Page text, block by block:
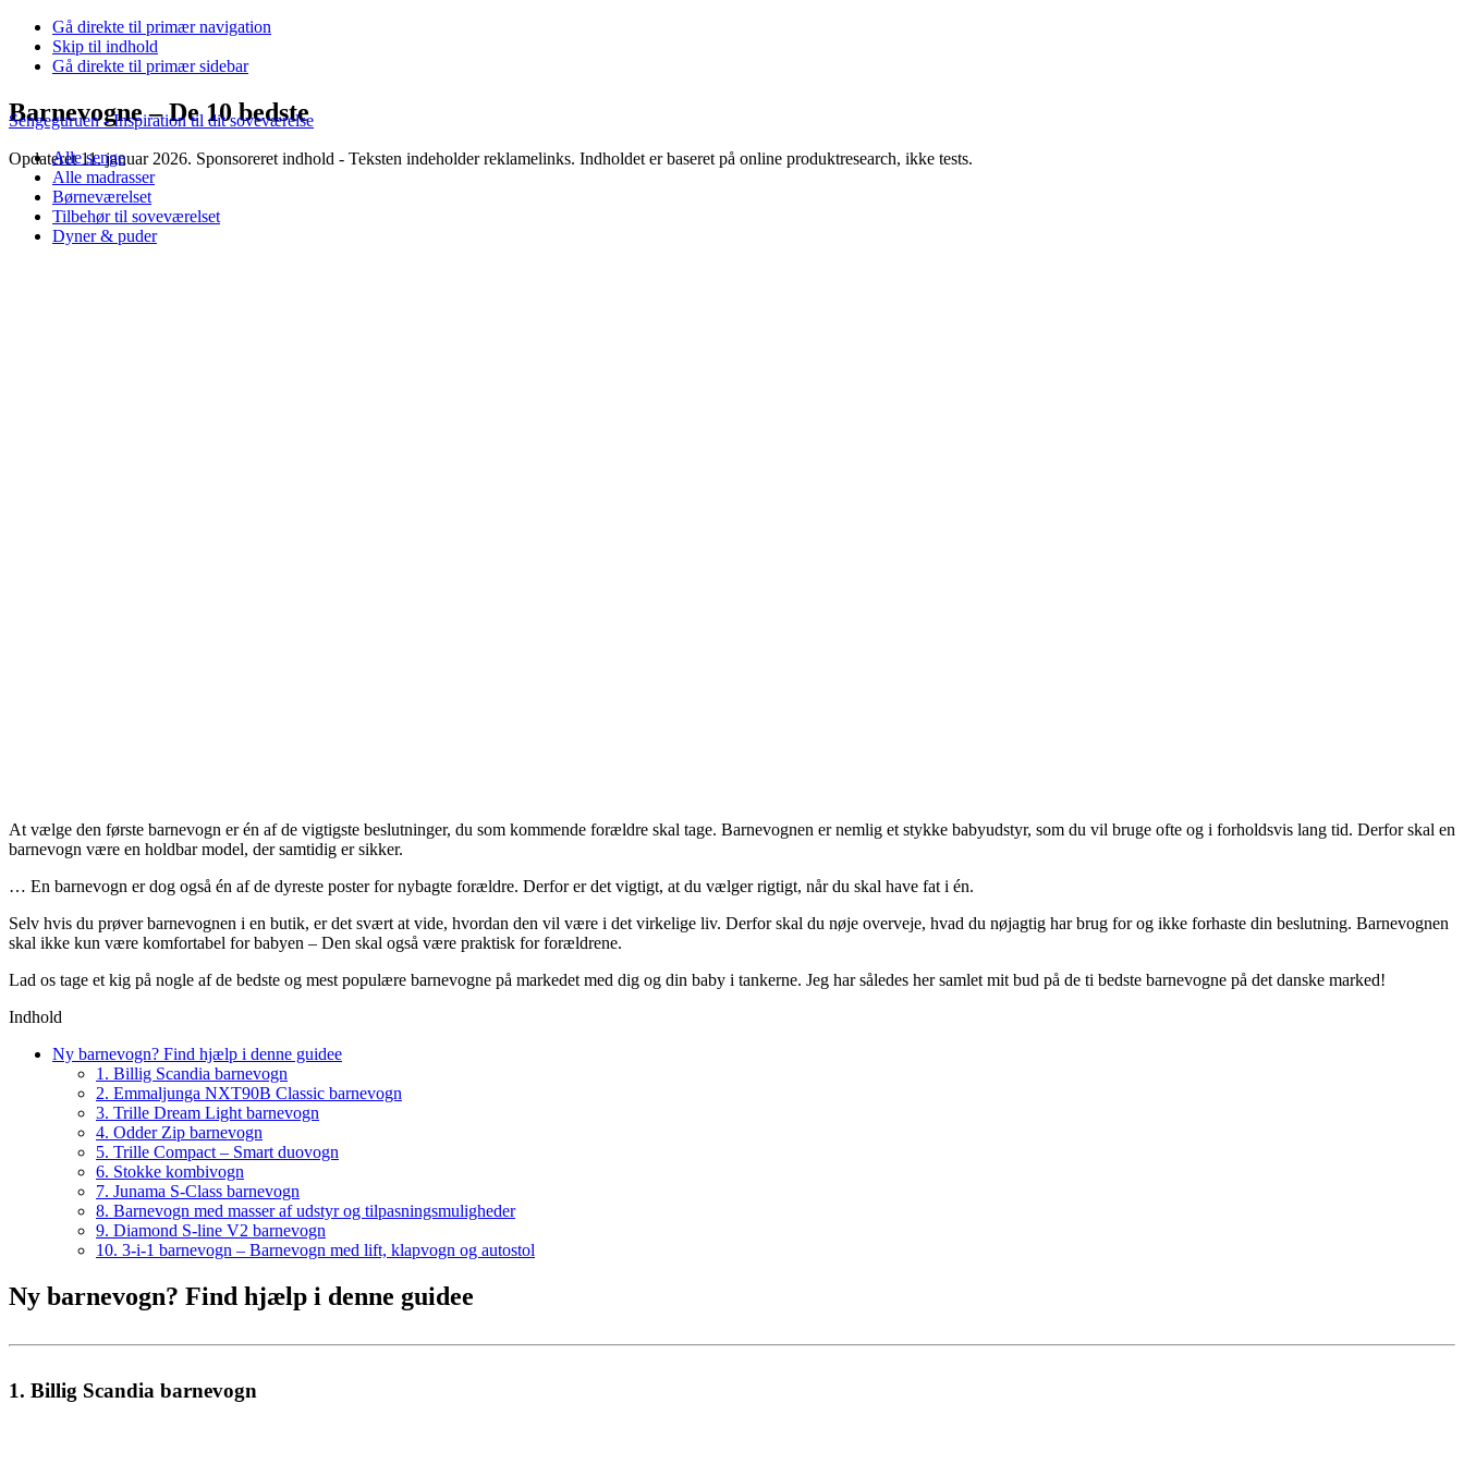
Gå direkte til primær navigation
Skip til indhold
Gå direkte til primær sidebar
Sengeguruen - Inspiration til dit soveværelse
Alle senge
Alle madrasser
Børneværelset
Tilbehør til soveværelset
Dyner & puder
Barnevogne – De 10 bedste
Opdateret 11. januar 2026. Sponsoreret indhold - Teksten indeholder reklamelinks. Indholdet er baseret på online produktresearch, ikke tests.
At vælge den første barnevogn er én af de vigtigste beslutninger, du som kommende forældre skal tage. Barnevognen er nemlig et stykke babyudstyr, som du vil bruge ofte og i forholdsvis lang tid. Derfor skal en
barnevogn være en holdbar model, der samtidig er sikker.
… En barnevogn er dog også én af de dyreste poster for nybagte forældre. Derfor er det vigtigt, at du vælger rigtigt, når du skal have fat i én.
Selv hvis du prøver barnevognen i en butik, er det svært at vide, hvordan den vil være i det virkelige liv. Derfor skal du nøje overveje, hvad du nøjagtig har brug for og ikke forhaste din beslutning. Barnevognen
skal ikke kun være komfortabel for babyen – Den skal også være praktisk for forældrene.
Lad os tage et kig på nogle af de bedste og mest populære barnevogne på markedet med dig og din baby i tankerne. Jeg har således her samlet mit bud på de ti bedste barnevogne på det danske marked!
Indhold
Ny barnevogn? Find hjælp i denne guidee
1. Billig Scandia barnevogn
2. Emmaljunga NXT90B Classic barnevogn
3. Trille Dream Light barnevogn
4. Odder Zip barnevogn
5. Trille Compact – Smart duovogn
6. Stokke kombivogn
7. Junama S-Class barnevogn
8. Barnevogn med masser af udstyr og tilpasningsmuligheder
9. Diamond S-line V2 barnevogn
10. 3-i-1 barnevogn – Barnevogn med lift, klapvogn og autostol
Ny barnevogn? Find hjælp i denne guidee
1. Billig Scandia barnevogn